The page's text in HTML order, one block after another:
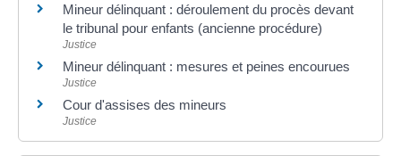
Mineur délinquant : déroulement du procès devant
le tribunal pour enfants (ancienne procédure)
Justice
Mineur délinquant : mesures et peines encourues
Justice
Cour d'assises des mineurs
Justice